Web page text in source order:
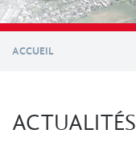
ACCUEIL
ACTUALITÉS